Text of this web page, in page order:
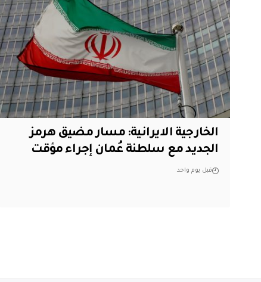
الخارجية الايرانية: مسار مضيق هرمز
الجديد مع سلطنة عُمان إجراء مؤقت
قبل يوم واحد